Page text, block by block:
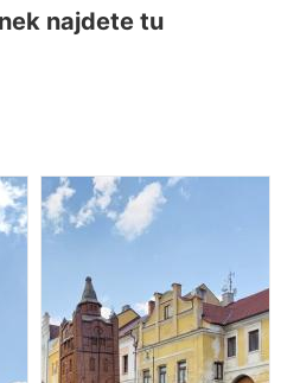
najdete tu